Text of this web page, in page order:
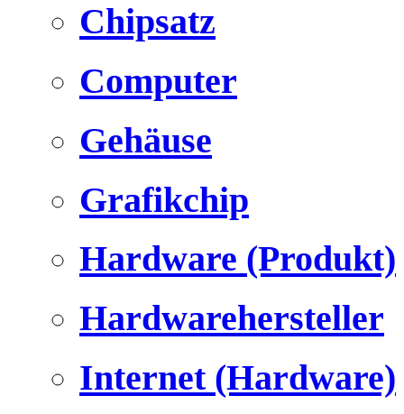
Chipsatz
Computer
Gehäuse
Grafikchip
Hardware (Produkt)
Hardwarehersteller
Internet (Hardware)